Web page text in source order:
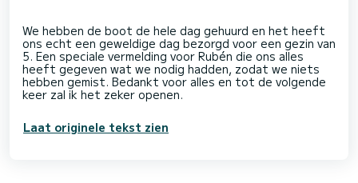
We hebben de boot de hele dag gehuurd en het heeft
ons echt een geweldige dag bezorgd voor een gezin van
5. Een speciale vermelding voor Rubén die ons alles
heeft gegeven wat we nodig hadden, zodat we niets
hebben gemist. Bedankt voor alles en tot de volgende
Laat originele tekst zien